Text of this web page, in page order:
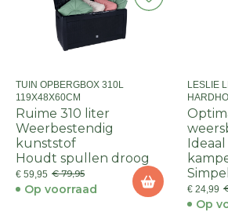
TUIN OPBERGBOX 310L
119X48X60CM
Ruime 310 liter
Weerbestendig
kunststof
Houdt spullen droog
€ 59,95 € 79,95
Op voorraad
LESLIE
€ 24,99
Op